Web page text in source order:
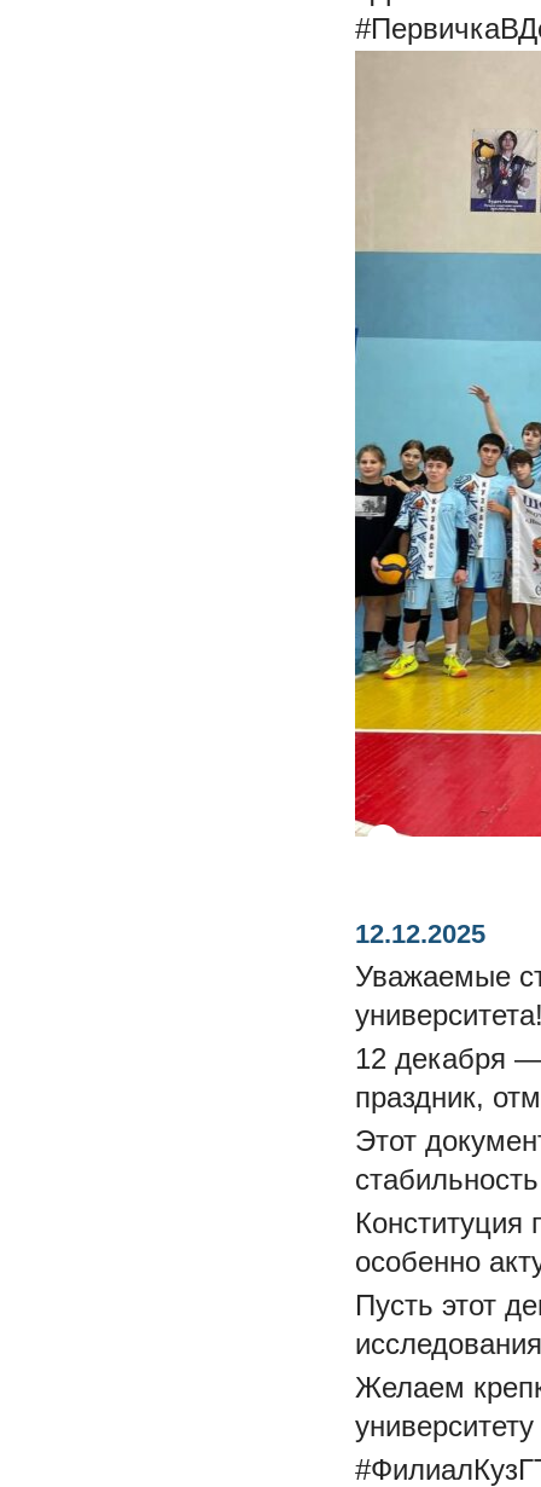
12.12.2025
Уважаемые
12 декабря
праздник,
Этот
Конституция
особенно
Пусть этот
Желаем